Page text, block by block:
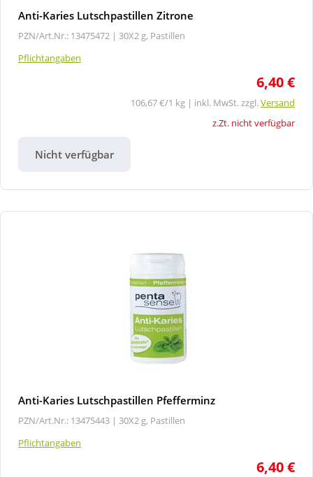
Anti-Karies Lutschpastillen Zitrone
PZN/Art.Nr.: 13475472 | 30X2 g, Pastillen
Pflichtangaben
6,40 €
106,67 €/1 kg | inkl. MwSt. zzgl.Versand
z.Zt. nicht verfügbar
Nicht verfügbar
Anti-Karies Lutschpastillen Pfefferminz
PZN/Art.Nr.: 13475443 | 30X2 g, Pastillen
Pflichtangaben
6,40 €